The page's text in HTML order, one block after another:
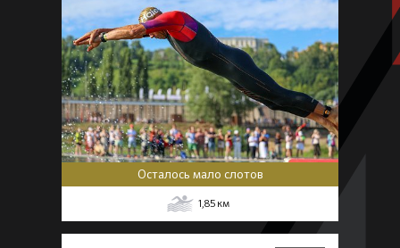
Осталось мало слотов
1,85 км